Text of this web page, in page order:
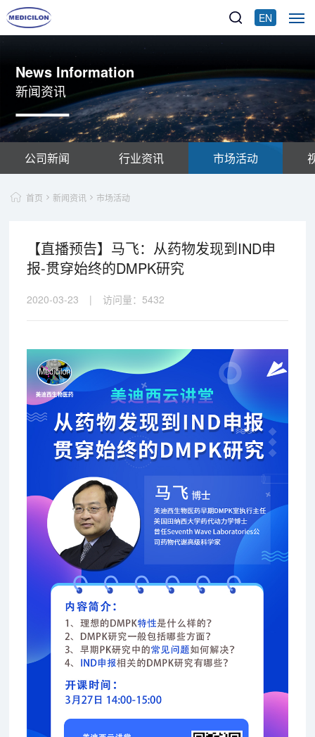
EN
News Information
新闻资讯
公司新闻 行业资讯 市场活动
首页 新闻资讯 市场活动
【直播预告】马飞：从药物发现到IND申
报-贯穿始终的DMPK研究
2020-03-23 | 访问量：5432